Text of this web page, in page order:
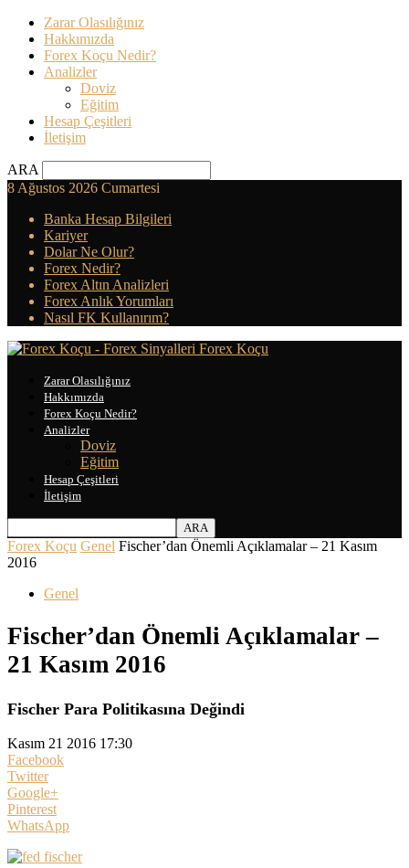
Zarar Olasılığınız
Hakkımızda
Forex Koçu Nedir?
Analizler
Doviz
Eğitim
Hesap Çeşitleri
İletişim
ARA
8 Ağustos 2026 Cumartesi
Banka Hesap Bilgileri
Kariyer
Dolar Ne Olur?
Forex Nedir?
Forex Altın Analizleri
Forex Anlık Yorumları
Nasıl FK Kullanırım?
Forex Koçu
Zarar Olasılığınız
Hakkımızda
Forex Koçu Nedir?
Analizler
Doviz
Eğitim
Hesap Çeşitleri
İletişim
Forex Koçu Genel Fischer’dan Önemli Açıklamalar – 21 Kasım
2016
Genel
Fischer’dan Önemli Açıklamalar –
21 Kasım 2016
Fischer Para Politikasına Değindi
Kasım 21 2016 17:30
Facebook
Twitter
Google+
Pinterest
WhatsApp